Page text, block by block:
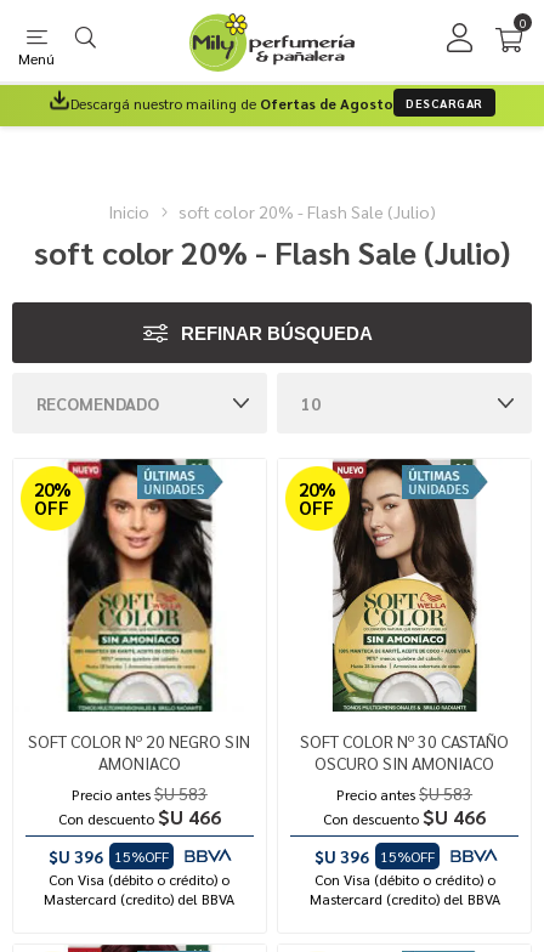
Menú
0
Descargá nuestro mailing de Ofertas de Agosto DESCARGAR
Inicio soft color 20% - Flash Sale (Julio)
soft color 20% - Flash Sale (Julio)
REFINAR BÚSQUEDA
20%
OFF
SOFT COLOR Nº 20 NEGRO SIN
AMONIACO
Precio antes$U 583
Con descuento $U 466
$U 396
15%OFF
Con Visa (débito o crédito) o
Mastercard (credito) del BBVA
20%
OFF
SOFT COLOR Nº 30 CASTAÑO
OSCURO SIN AMONIACO
Precio antes$U 583
Con descuento $U 466
$U 396
15%OFF
Con Visa (débito o crédito) o
Mastercard (credito) del BBVA